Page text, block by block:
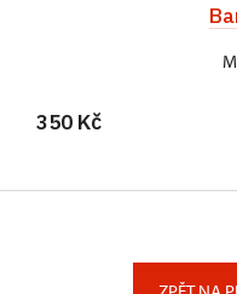
350 Kč